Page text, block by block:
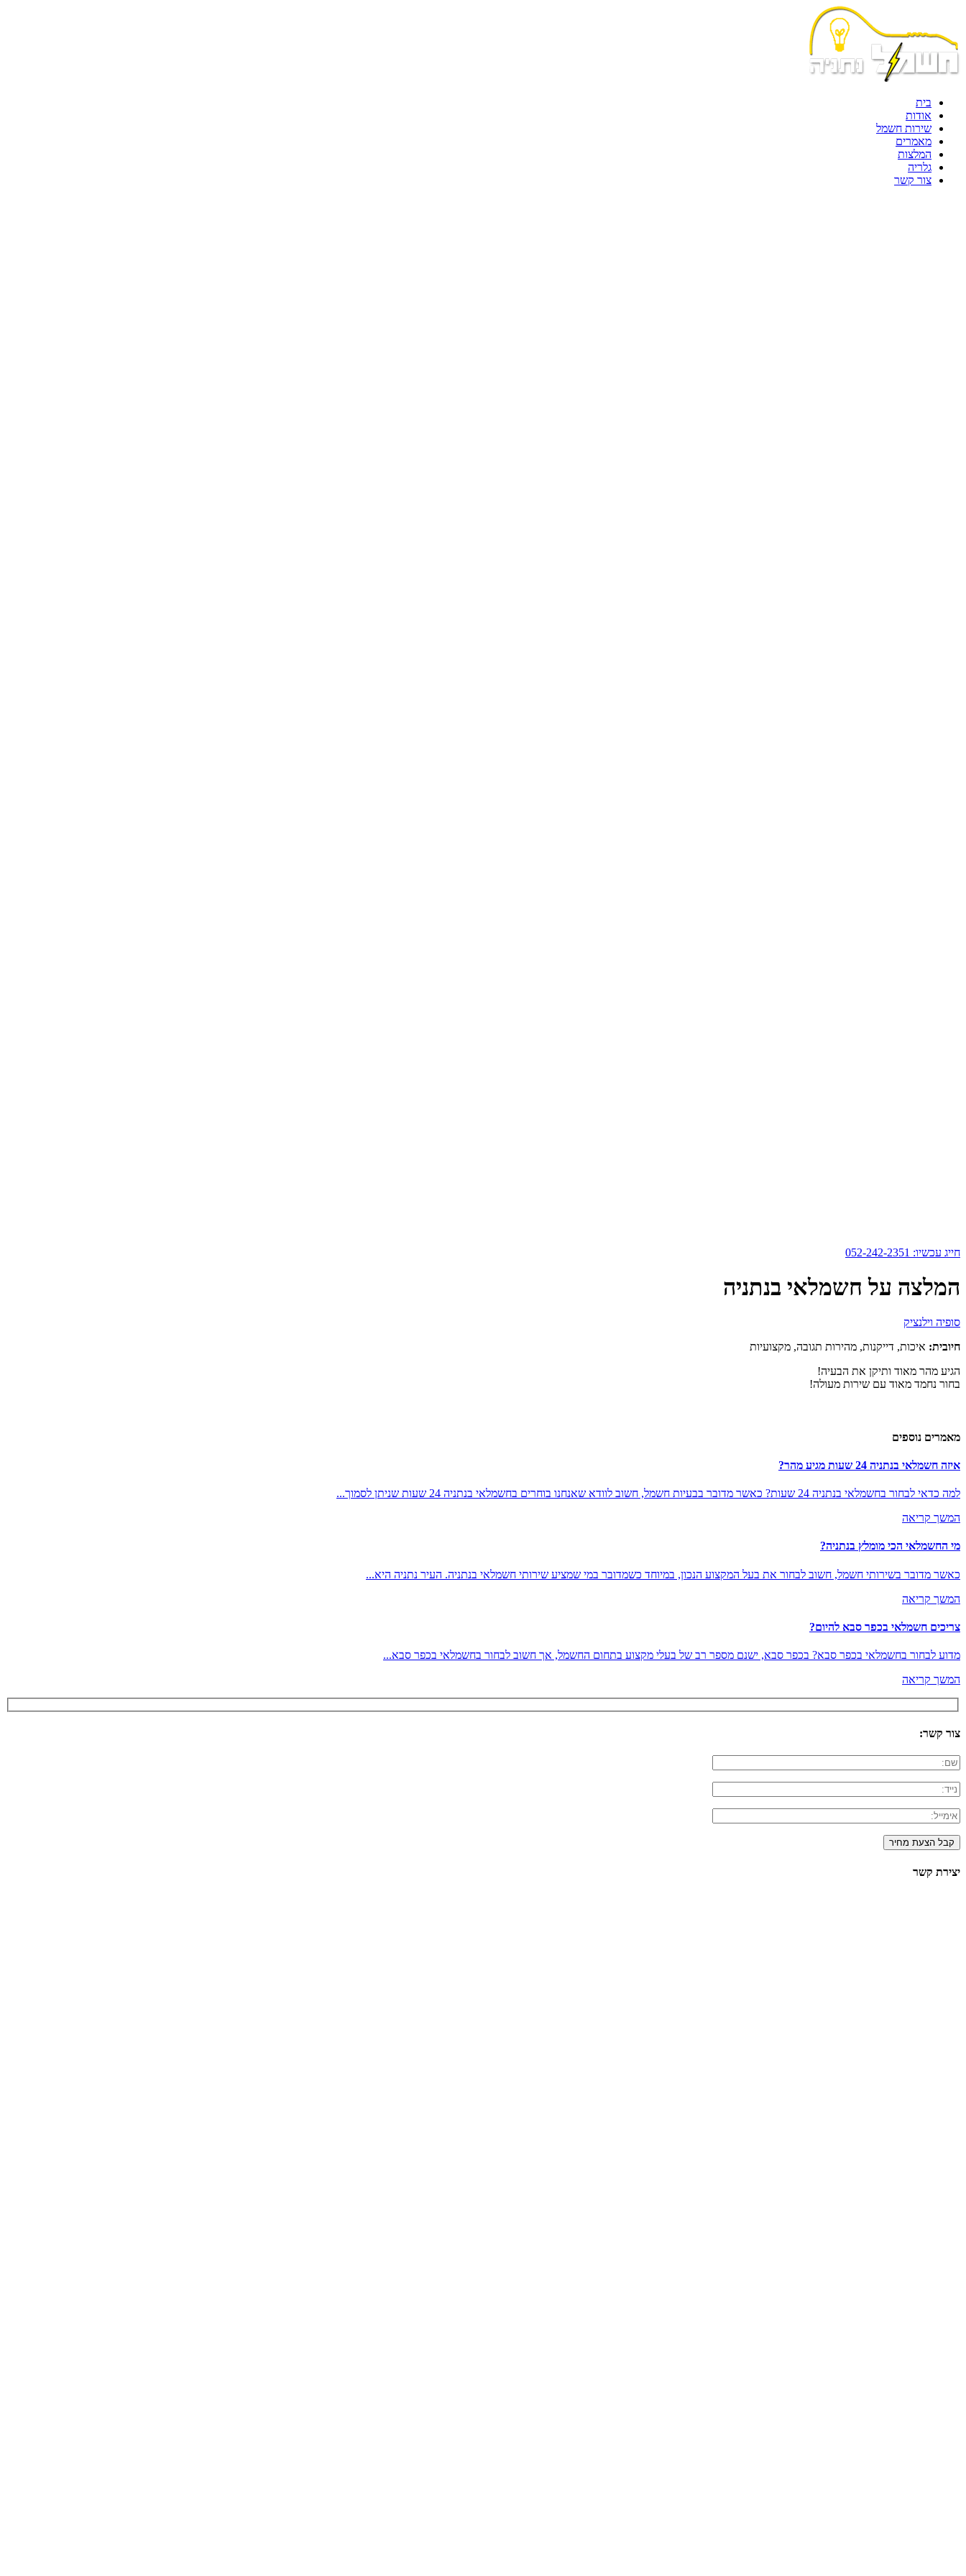
בית
אודות
שירות חשמל
מאמרים
המלצות
גלריה
צור קשר
חייג עכשיו: 052-242-2351
המלצה על חשמלאי בנתניה
סופיה וילנציק
חיובית: איכות, דייקנות, מהירות תגובה, מקצועיות
הגיע מהר מאוד ותיקן את הבעיה!
בחור נחמד מאוד עם שירות מעולה!
מאמרים נוספים
איזה חשמלאי בנתניה 24 שעות מגיע מהר?
למה כדאי לבחור בחשמלאי בנתניה 24 שעות? כאשר מדובר בבעיות חשמל, חשוב לוודא שאנחנו בוחרים בחשמלאי בנתניה 24 שעות שניתן לסמוך...
המשך קריאה
מי החשמלאי הכי מומלץ בנתניה?
כאשר מדובר בשירותי חשמל, חשוב לבחור את בעל המקצוע הנכון, במיוחד כשמדובר במי שמציע שירותי חשמלאי בנתניה. העיר נתניה היא...
המשך קריאה
צריכים חשמלאי בכפר סבא להיום?
מדוע לבחור בחשמלאי בכפר סבא? בכפר סבא, ישנם מספר רב של בעלי מקצוע בתחום החשמל, אך חשוב לבחור בחשמלאי בכפר סבא...
המשך קריאה
צור קשר:
יצירת קשר